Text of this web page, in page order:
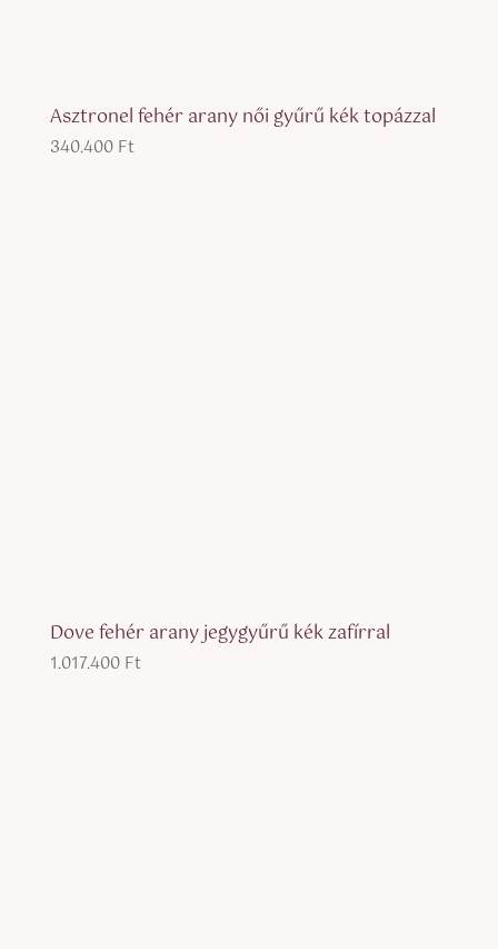
Asztronel fehér arany női gyűrű kék topázzal
340.400 Ft
Dove fehér arany jegygyűrű kék zafírral
1.017.400 Ft